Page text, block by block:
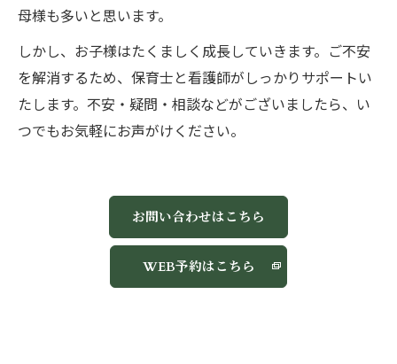
母様も多いと思います。
しかし、お子様はたくましく成長していきます。ご不安
を解消するため、保育士と看護師がしっかりサポートい
たします。不安・疑問・相談などがございましたら、い
つでもお気軽にお声がけください。
お問い合わせはこちら
WEB予約はこちら